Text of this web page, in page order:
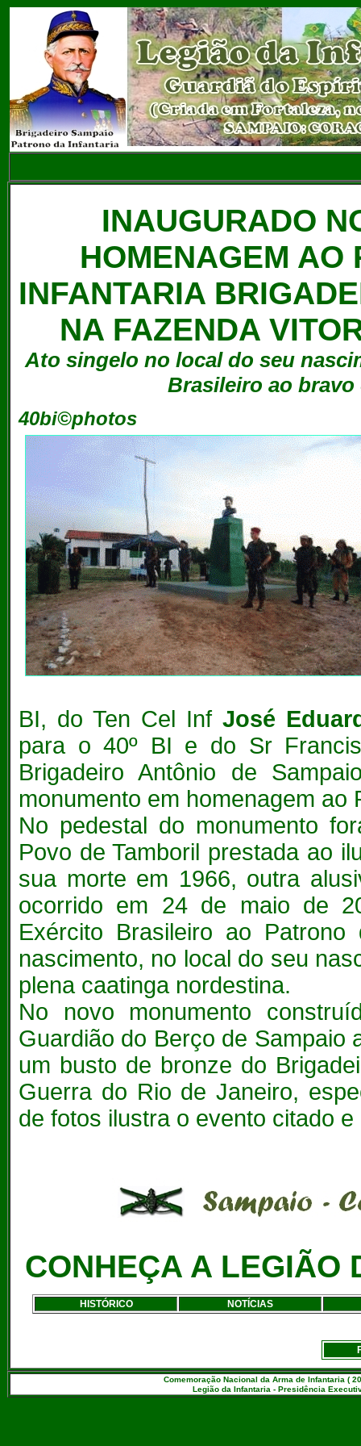
INAUGURADO
HOMENAGEM AO
INFANTARIA
NA FAZENDA
Ato singelo no local do seu
Brasileiro ao bravo
40bi©photos
BI, do Ten Cel Inf José
para o 40º BI e do Sr
Brigadeiro Antônio de
monumento em homenagem ao
No pedestal do monumento
Povo de Tamboril prestada ao
sua morte em 1966, outra
ocorrido em 24 de maio de
Exército Brasileiro ao
nascimento, no local do seu
plena caatinga nordestina.
No novo monumento
Guardião do Berço de Sampaio
um busto de bronze do
Guerra do Rio de Janeiro,
de fotos ilustra o evento citado
CONHEÇA A LEGIÃO
HISTÓRICO NOTÍCIAS
Comemoração Nacional da Arma de Infantaria (
Legião da Infantaria - Presidência